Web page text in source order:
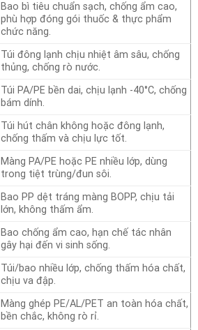
Bao bì tiêu chuẩn sạch, chống ẩm cao,
phù hợp đóng gói thuốc & thực phẩm
chức năng.
Túi đông lạnh chịu nhiệt âm sâu, chống
thủng, chống rò nước.
Túi PA/PE bền dai, chịu lạnh -40°C, chống
bám dính.
Túi hút chân không hoặc đông lạnh,
chống thấm và chịu lực tốt.
Màng PA/PE hoặc PE nhiều lớp, dùng
trong tiệt trùng/đun sôi.
Bao PP dệt tráng màng BOPP, chịu tải
lớn, không thấm ẩm.
Bao chống ẩm cao, hạn chế tác nhân
gây hại đến vi sinh sống.
Túi/bao nhiều lớp, chống thấm hóa chất,
chịu va đập.
Màng ghép PE/AL/PET an toàn hóa chất,
bền chắc, không rò rỉ.